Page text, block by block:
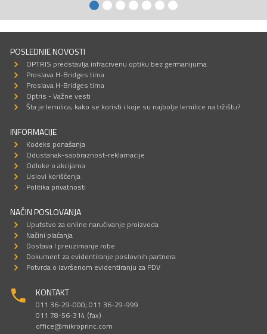
POSLEDNJE NOVOSTI
OPTRIS predstavlja infracrvenu optiku bez germanijuma
Proslava H-Bridges tima
Proslava H-Bridges tima
Optris - Važne vesti
Šta je lemilica, kako se koristi i koje su najbolje lemilice na tržištu?
INFORMACIJE
Kodeks ponašanja
Odustanak-saobraznost-reklamacije
Odluke o akcijama
Uslovi korišćenja
Politika privatnosti
NAČIN POSLOVANJA
Uputstvo za online naručivanje proizvoda
Načini plaćanja
Dostava I preuzimanje robe
Dokument za evidentiranje poslovnih partnera
Potvrda o izvršenom evidentiranju za PDV
KONTAKT
011 36-29-000; 011 36-29-999
011 78-56-314 (fax)
office@mikroprinc.com